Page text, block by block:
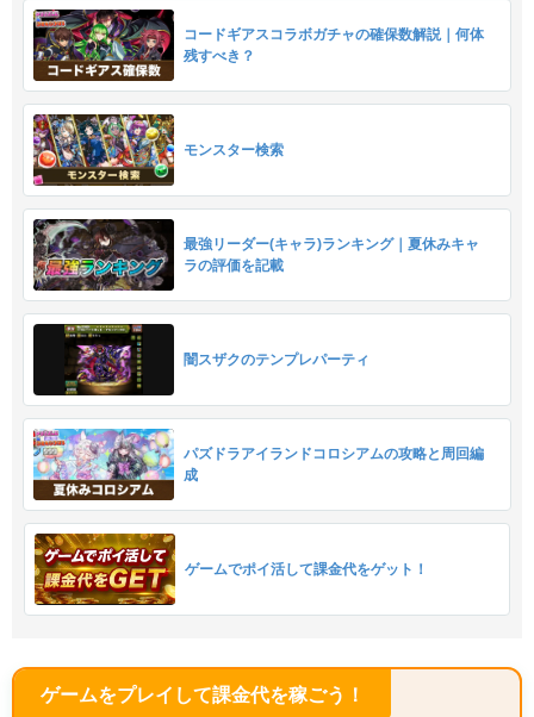
コードギアスコラボガチャの確保数解説｜何体
残すべき？
モンスター検索
最強リーダー(キャラ)ランキング｜夏休みキャ
ラの評価を記載
闇スザクのテンプレパーティ
パズドラアイランドコロシアムの攻略と周回編
成
ゲームでポイ活して課金代をゲット！
ゲームをプレイして課金代を稼ごう！